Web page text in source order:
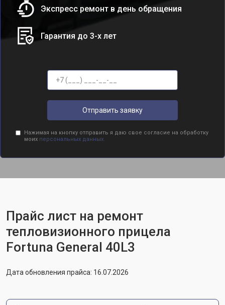
Экспресс ремонт в день обращения
Гарантия до 3-х лет
Отправить заявку
Нажимая на кнопку отправить я даю свое согласие на обработку
моих персональных данных.
Прайс лист на ремонт
тепловизионного прицела
Fortuna General 40L3
Дата обновления прайса: 16.07.2026